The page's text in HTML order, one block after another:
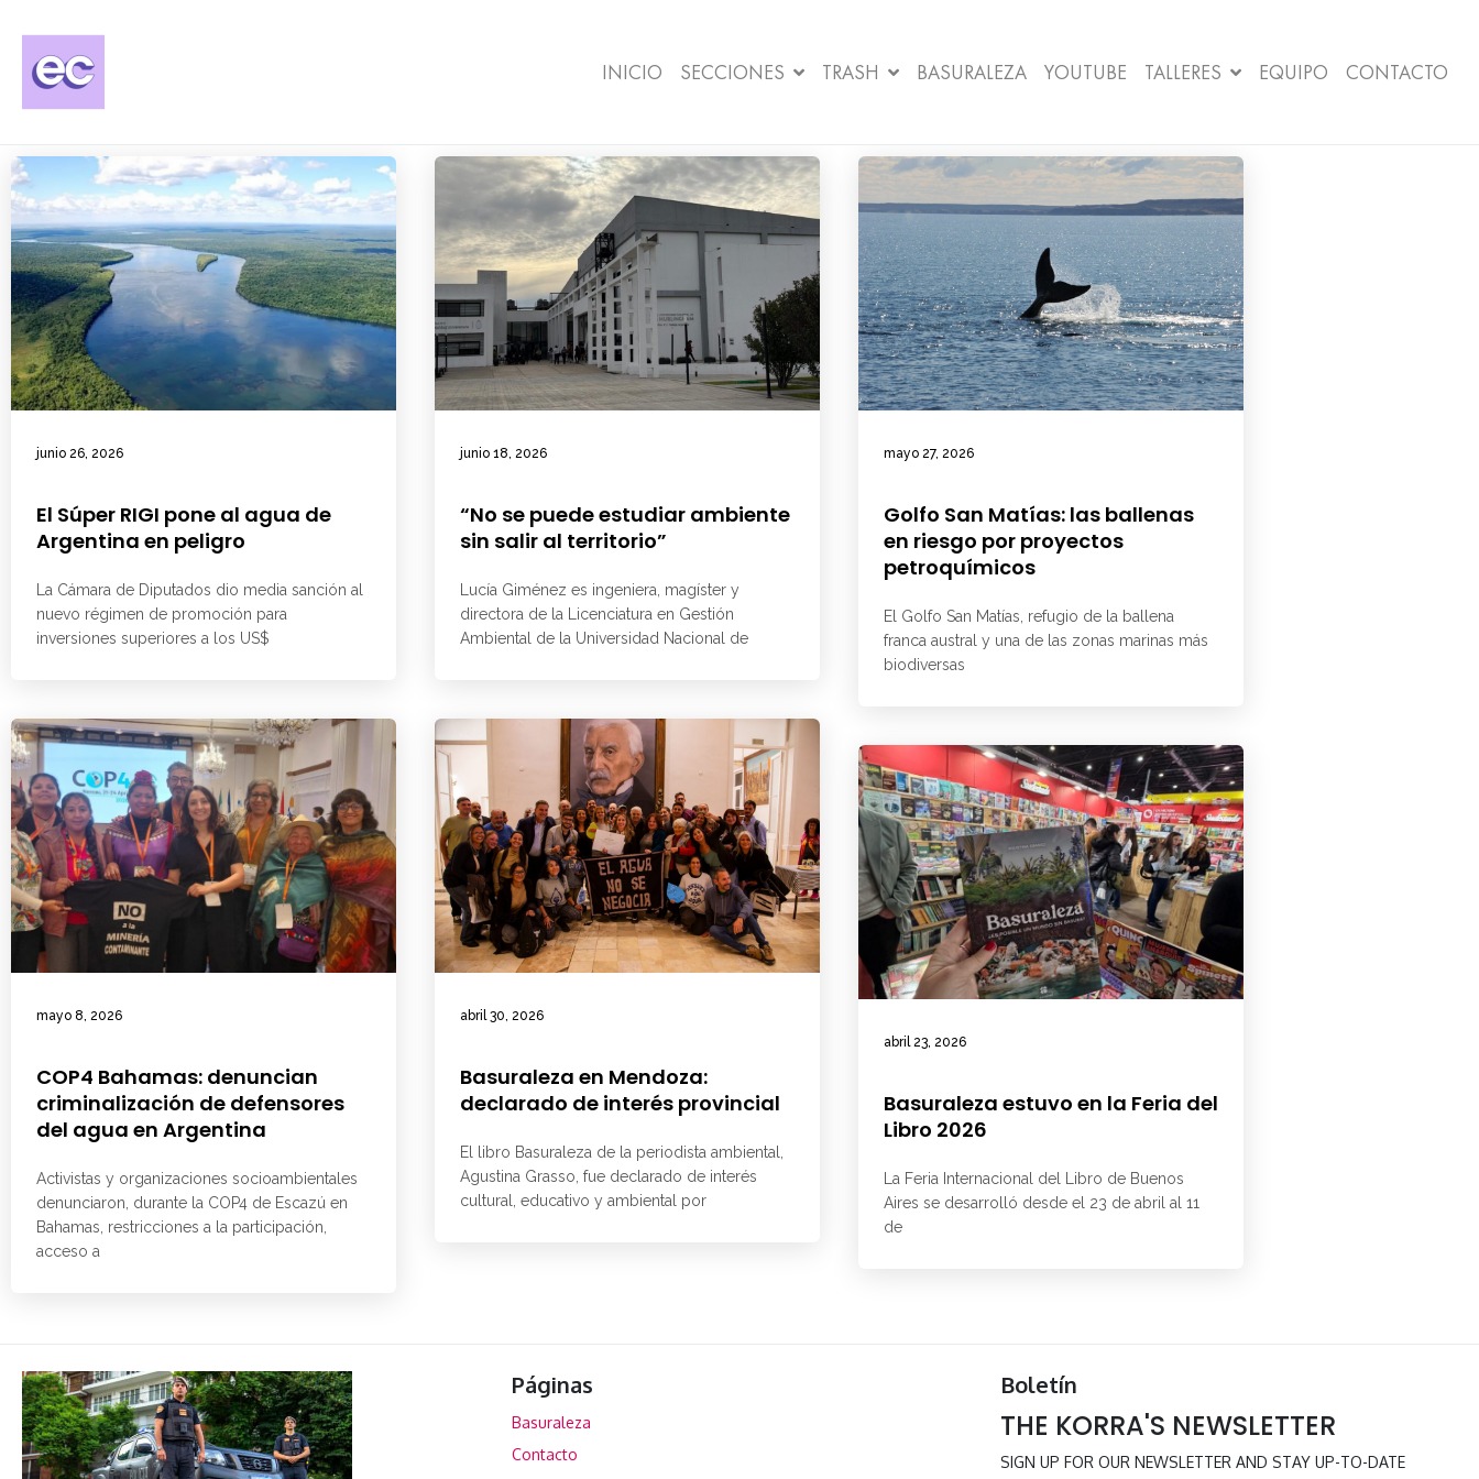
INICIO SECCIONES TRASH BASURALEZA YOUTUBE TALLERES EQUIPO CONTACTO
junio 26, 2026
El Súper RIGI pone al agua de
Argentina en peligro
La Cámara de Diputados dio media sanción al
nuevo régimen de promoción para
inversiones superiores a los US$
junio 18, 2026
“No se puede estudiar ambiente
sin salir al territorio”
Lucía Giménez es ingeniera, magíster y
directora de la Licenciatura en Gestión
Ambiental de la Universidad Nacional de
mayo 27, 2026
Golfo San Matías: las ballenas
en riesgo por proyectos
petroquímicos
El Golfo San Matías, refugio de la ballena
franca austral y una de las zonas marinas más
biodiversas
mayo 8, 2026
COP4 Bahamas: denuncian
criminalización de defensores
del agua en Argentina
Activistas y organizaciones socioambientales
denunciaron, durante la COP4 de Escazú en
Bahamas, restricciones a la participación,
acceso a
abril 30, 2026
Basuraleza en Mendoza:
declarado de interés provincial
El libro Basuraleza de la periodista ambiental,
Agustina Grasso, fue declarado de interés
cultural, educativo y ambiental por
abril 23, 2026
Basuraleza estuvo en la Feria del
Libro 2026
La Feria Internacional del Libro de Buenos
Aires se desarrolló desde el 23 de abril al 11
de
Páginas
Basuraleza
Contacto
Boletín
THE KORRA'S NEWSLETTER
SIGN UP FOR OUR NEWSLETTER AND STAY UP-TO-DATE